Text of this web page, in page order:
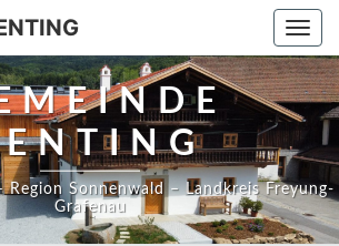
Region Sonnenwald – Landkreis Freyung-
Grafenau